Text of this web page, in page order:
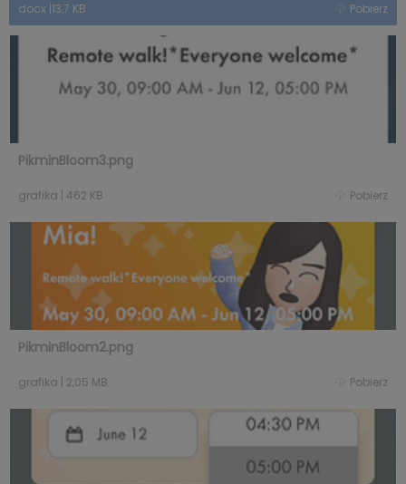
docx 13,7 KB Pobierz
PikminBloom3.png
grafika 462 KB Pobierz
PikminBloom2.png
grafika 2,05 MB Pobierz